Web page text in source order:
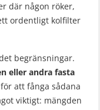
där någon röker,
ordentligt kolfilter
begränsningar.
eller andra fasta
att fånga sådana
viktigt: mängden